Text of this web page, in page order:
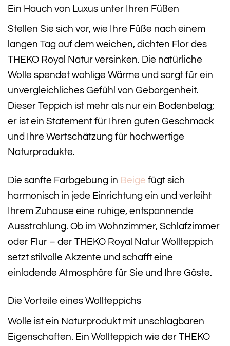
Ein Hauch von Luxus unter Ihren Füßen
Stellen Sie sich vor, wie Ihre Füße nach einem
langen Tag auf dem weichen, dichten Flor des
THEKO Royal Natur versinken. Die natürliche
Wolle spendet wohlige Wärme und sorgt für ein
unvergleichliches Gefühl von Geborgenheit.
Dieser Teppich ist mehr als nur ein Bodenbelag;
er ist ein Statement für Ihren guten Geschmack
und Ihre Wertschätzung für hochwertige
Naturprodukte.
Die sanfte Farbgebung in Beige fügt sich
harmonisch in jede Einrichtung ein und verleiht
Ihrem Zuhause eine ruhige, entspannende
Ausstrahlung. Ob im Wohnzimmer, Schlafzimmer
oder Flur – der THEKO Royal Natur Wollteppich
setzt stilvolle Akzente und schafft eine
einladende Atmosphäre für Sie und Ihre Gäste.
Die Vorteile eines Wollteppichs
Wolle ist ein Naturprodukt mit unschlagbaren
Eigenschaften. Ein Wollteppich wie der THEKO